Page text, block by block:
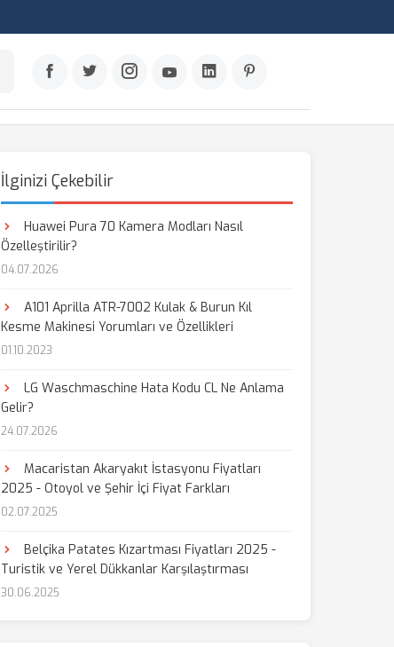
İlginizi Çekebilir
Huawei Pura 70 Kamera Modları Nasıl
Özelleştirilir?
04.07.2026
A101 Aprilla ATR-7002 Kulak & Burun Kıl
Kesme Makinesi Yorumları ve Özellikleri
01.10.2023
LG Waschmaschine Hata Kodu CL Ne Anlama
Gelir?
24.07.2026
Macaristan Akaryakıt İstasyonu Fiyatları
2025 - Otoyol ve Şehir İçi Fiyat Farkları
02.07.2025
Belçika Patates Kızartması Fiyatları 2025 -
Turistik ve Yerel Dükkanlar Karşılaştırması
30.06.2025